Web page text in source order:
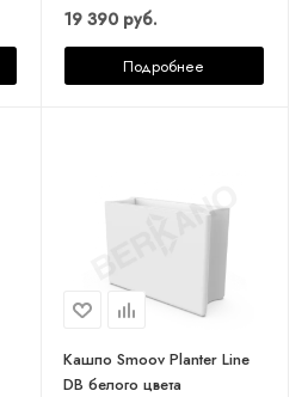
19 390 руб.
Подробнее
Кашпо Smoov Planter Line
DB белого цвета